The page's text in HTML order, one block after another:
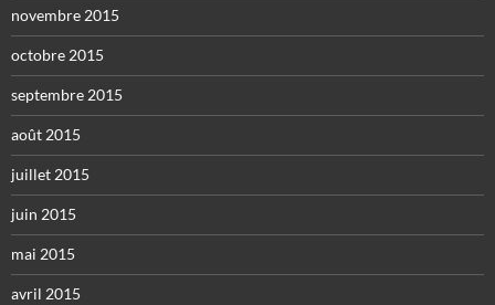
novembre 2015
octobre 2015
septembre 2015
août 2015
juillet 2015
juin 2015
mai 2015
avril 2015